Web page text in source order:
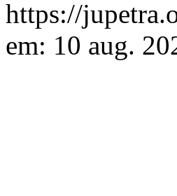
https://
em: 10 aug.